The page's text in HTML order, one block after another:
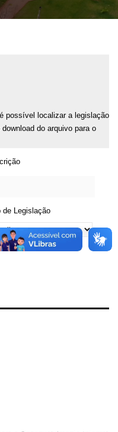
possível localizar a legislação
do arquivo para o
de Legislação